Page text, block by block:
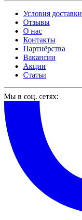
Условия доставки
Отзывы
О нас
Контакты
Партнёрства
Вакансии
Акции
Статьи
Мы в соц. сетях: